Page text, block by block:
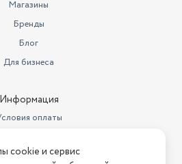
Магазины
Бренды
Блог
Для бизнеса
Информация
оплаты
возврата
cookie и сервис